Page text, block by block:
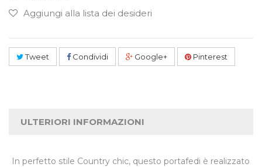
Aggiungi alla lista dei desideri
Tweet Condividi Google+ Pinterest
ULTERIORI INFORMAZIONI
In perfetto stile Country chic, questo portafedi è realizzato